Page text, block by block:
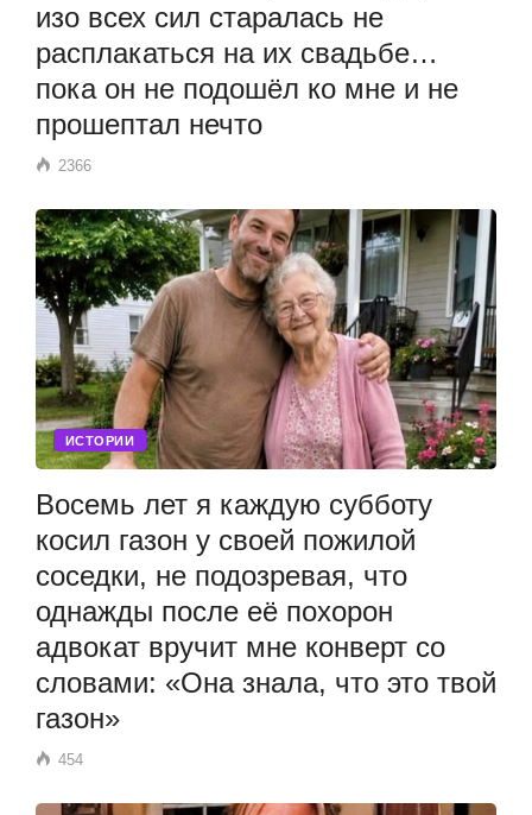
изо всех сил старалась не
расплакаться на их свадьбе…
пока он не подошёл ко мне и не
прошептал нечто
2366
ИСТОРИИ
Восемь лет я каждую субботу
косил газон у своей пожилой
соседки, не подозревая, что
однажды после её похорон
адвокат вручит мне конверт со
словами: «Она знала, что это твой
газон»
454